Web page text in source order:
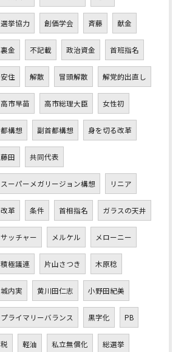
選挙協力 創価学会 斉藤 献金
裏金 不記載 政治資金 首班指名
安住 解散 冒頭解散 解党的出直し
高市早苗 高市総理大臣 女性初
都構想 副首都構想 身を切る改革
藤田 共同代表
スーパーメガリージョン構想 リニア
改革 条件 首相指名 ガラスの天井
サッチャー メルケル メローニー
積極議連 片山さつき 木原稔
城内実 黄川田仁志 小野田紀美
プライマリーバランス 黒字化 PB
税 軽油 私立無償化 総選挙